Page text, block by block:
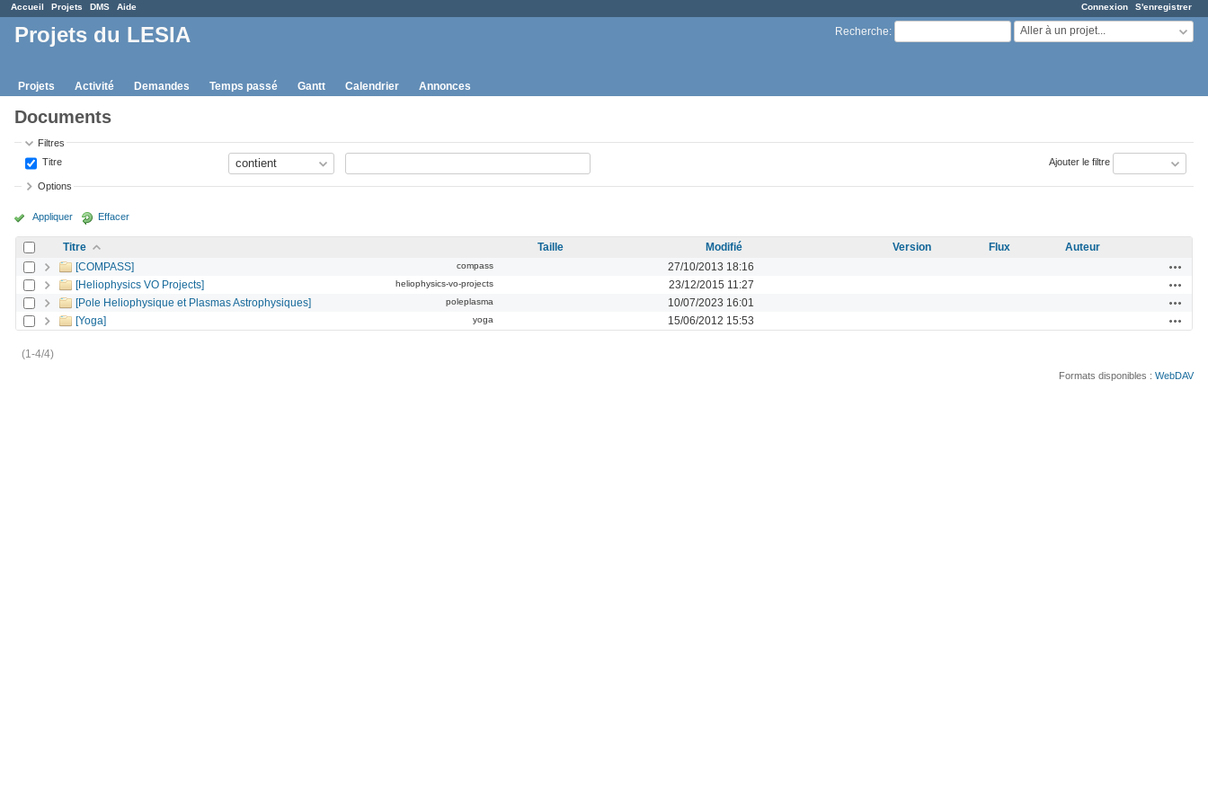
Connexion S'enregistrer
Accueil Projets DMS Aide
Recherche: Aller à un projet...
Projets du LESIA
Projets Activité Demandes Temps passé Gantt Calendrier Annonces
Documents
Filtres
Titre
Ajouter le filtre
Options
Appliquer Effacer
Titre Taille Modifié Version Flux
Auteur
[COMPASS]
compass 27/10/2013 18:16
[Heliophysics VO Projects] heliophysics-vo-projects 23/12/2015 11:27
[Pole Heliophysique et Plasmas Astrophysiques] poleplasma 10/07/2023 16:01
[Yoga] yoga 15/06/2012 15:53
(1-4/4)
Formats disponibles : WebDAV